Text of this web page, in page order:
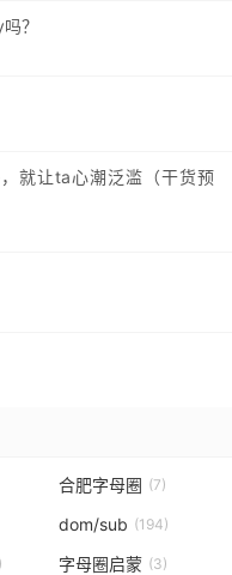
？
就让ta心潮泛滥（干货预
合肥字母圈 (7)
dom/sub (194)
字母圈启蒙 (3)